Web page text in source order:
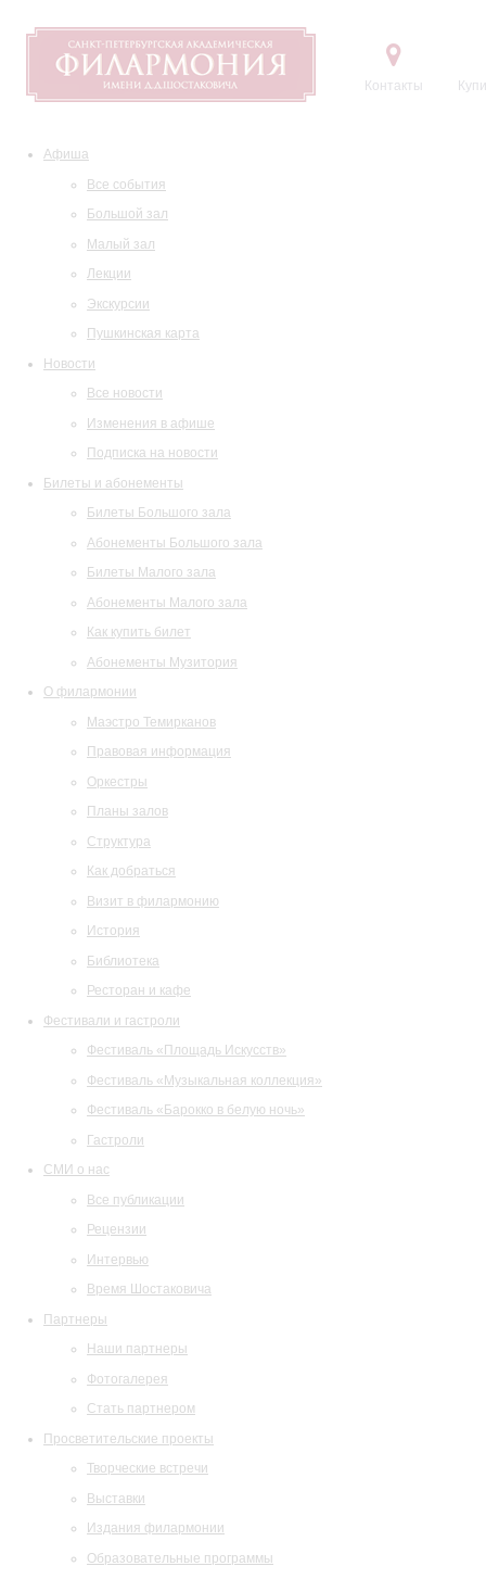
Контакты
Афиша
Все события
Большой зал
Малый зал
Лекции
Экскурсии
Пушкинская карта
Новости
Все новости
Изменения в афише
Подписка на новости
Билеты и абонементы
Билеты Большого зала
Абонементы Большого зала
Билеты Малого зала
Абонементы Малого зала
Как купить билет
Абонементы Музитория
О филармонии
Маэстро Темирканов
Правовая информация
Оркестры
Планы залов
Структура
Как добраться
Визит в филармонию
История
Библиотека
Ресторан и кафе
Фестивали и гастроли
Фестиваль «Площадь Искусств»
Фестиваль «Музыкальная коллекция»
Фестиваль «Барокко в белую ночь»
Гастроли
СМИ о нас
Все публикации
Рецензии
Интервью
Время Шостаковича
Партнеры
Наши партнеры
Фотогалерея
Стать партнером
Просветительские проекты
Творческие встречи
Выставки
Издания филармонии
Образовательные программы